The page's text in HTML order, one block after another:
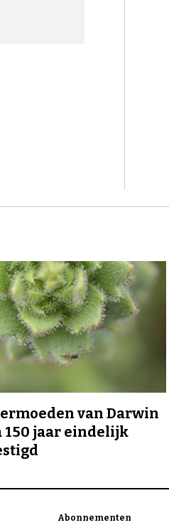
van Darwin
150 jaar eindelijk
Abonnementen